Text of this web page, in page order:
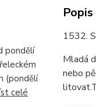
pondělí
(pondělí
celé
Popis
1532.
Mladá
nebo